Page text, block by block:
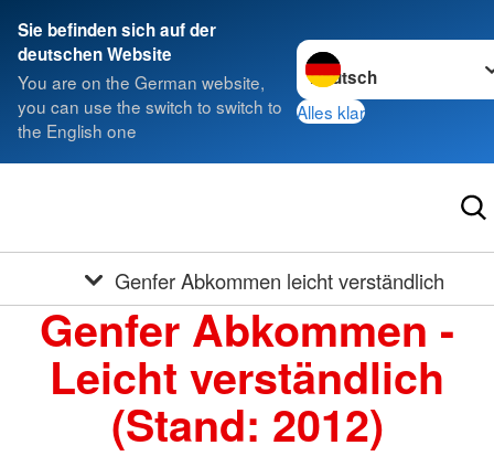
Sie befinden sich auf der
deutschen Website
You are on the German website,
you can use the switch to switch to
the English one
Sprache wechseln zu
Alles klar
Genfer Abkommen leicht verständlich
Genfer Abkommen -
Leicht verständlich
(Stand: 2012)